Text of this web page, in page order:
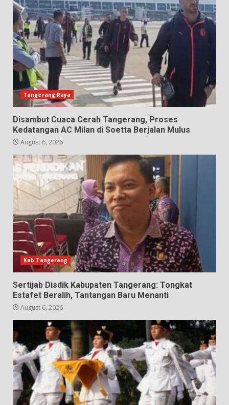
Tangerang Raya
Disambut Cuaca Cerah Tangerang, Proses
Kedatangan AC Milan di Soetta Berjalan Mulus
August 6, 2026
Kab.Tangerang
Sertijab Disdik Kabupaten Tangerang: Tongkat
Estafet Beralih, Tantangan Baru Menanti
August 6, 2026